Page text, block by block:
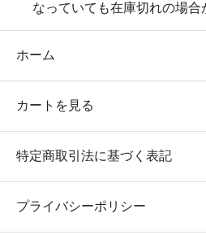
なっていても在庫切れの場合
ホーム
カートを見る
特定商取引法に基づく表記
プライバシーポリシー